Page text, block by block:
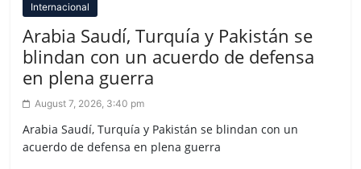
Internacional
Arabia Saudí, Turquía y Pakistán se
blindan con un acuerdo de defensa
en plena guerra
August 7, 2026, 3:40 pm
Arabia Saudí, Turquía y Pakistán se blindan con un
acuerdo de defensa en plena guerra